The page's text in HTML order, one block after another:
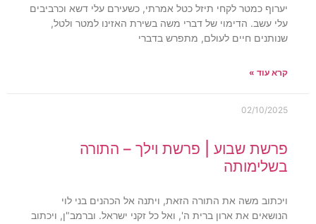
יערוף כמטר לקחי תיזל כטל אמרתי, כשעירם עלי דשא וכרביבים
עלי עשב. הדימוי של דברי משה בשירת האזינו למטר ולטל,
שנותנים חיים לעולם, מתפרש בדברי
קרא עוד »
02/10/2025
פרשת שבוע | פרשת וילך – התורה
בשלימותה
ויכתוב משה את התורה הזאת, ויתנה אל הכהנים בני לוי
הנושאים את ארון ברית ה', ואל כל זקני ישראל. וברמב"ן, ויכתוב